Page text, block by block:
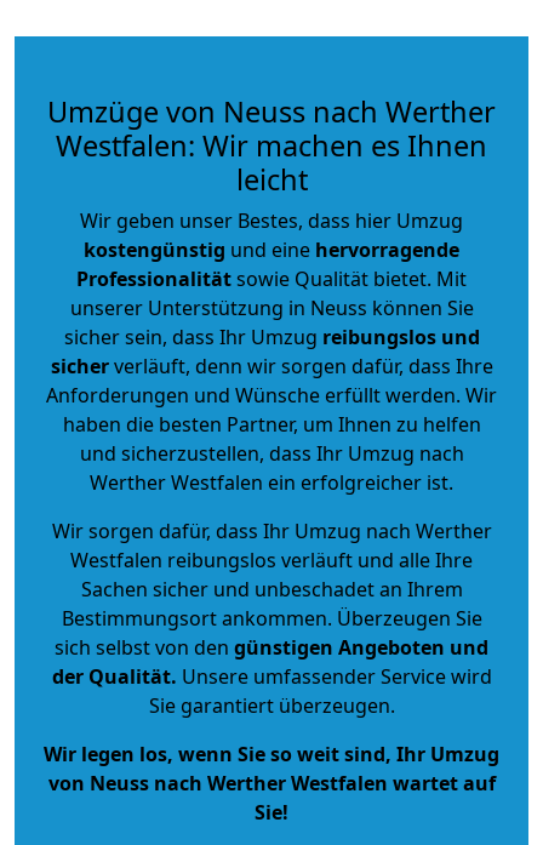
Umzüge von Neuss nach Werther
Westfalen: Wir machen es Ihnen
leicht
Wir geben unser Bestes, dass hier Umzug
kostengünstig und eine hervorragende
Professionalitätsowie Qualität bietet. Mit
unserer Unterstützung in Neuss können Sie
sicher sein, dass Ihr Umzug reibungslos und
sicherverläuft, denn wir sorgen dafür, dass Ihre
Anforderungen und Wünsche erfüllt werden. Wir
haben die besten Partner, um Ihnen zu helfen
und sicherzustellen, dass Ihr Umzug nach
Werther Westfalen ein erfolgreicher ist.
Wir sorgen dafür, dass Ihr Umzug nach Werther
Westfalen reibungslos verläuft und alle Ihre
Sachen sicher und unbeschadet an Ihrem
Bestimmungsort ankommen. Überzeugen Sie
sich selbst von den günstigen Angeboten und
der Qualität. Unsere umfassender Service wird
Sie garantiert überzeugen.
Wir legen los, wenn Sie so weit sind, Ihr Umzug
von Neuss nach Werther Westfalen wartet auf
Sie!